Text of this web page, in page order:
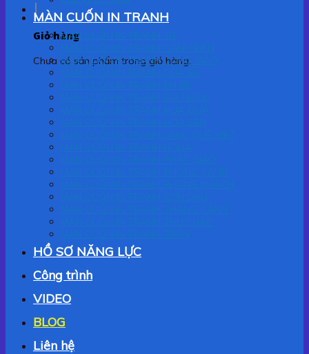
Giỏ hàng
Chưa có sản phẩm trong giỏ hàng.
MÀN CUỐN IN TRANH
MÀN CUỐN IN TRANH 3D
MÀN CUỐN IN TRANH CÔNG GIÁO
HỒ SƠ NĂNG LỰC
Công trình
VIDEO
BLOG
Liên hệ